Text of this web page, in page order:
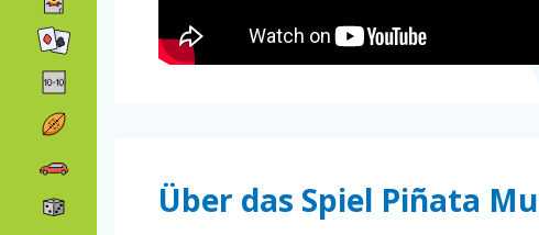
Über das Spiel Piñata